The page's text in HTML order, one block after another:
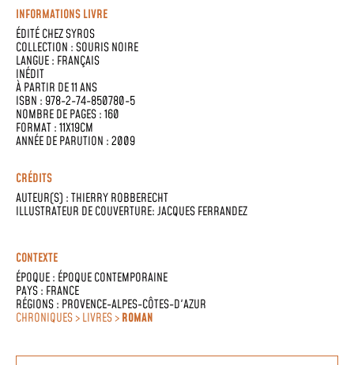
INFORMATIONS LIVRE
ÉDITÉ CHEZSYROS
COLLECTION :SOURIS NOIRE
LANGUE : FRANÇAIS
INÉDIT
À PARTIR DE 11 ANS
ISBN : 978-2-74-850780-5
NOMBRE DE PAGES : 160
FORMAT : 11X19CM
ANNÉE DE PARUTION : 2009
CRÉDITS
AUTEUR(S) :THIERRY ROBBERECHT
ILLUSTRATEUR DE COUVERTURE: JACQUES FERRANDEZ
CONTEXTE
ÉPOQUE : ÉPOQUE CONTEMPORAINE
PAYS : FRANCE
RÉGIONS : PROVENCE-ALPES-CÔTES-D'AZUR
CHRONIQUES > LIVRES >ROMAN